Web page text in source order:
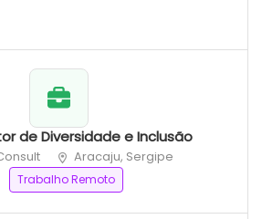
de Diversidade e Inclusão
Aracaju, Sergipe
Trabalho Remoto